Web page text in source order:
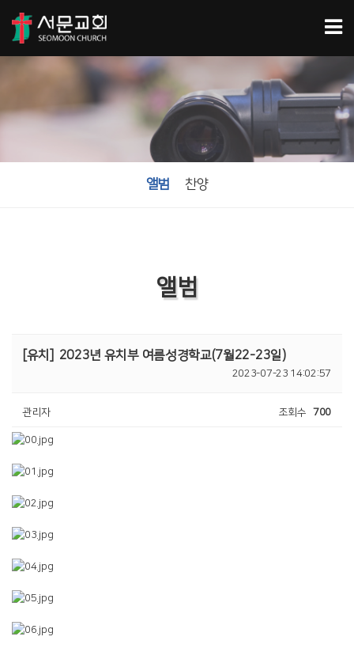
앨범 찬양
앨범
[유치] 2023년 유치부 여름성경학교(7월22-23일)
2023-07-23 14:02:57
관리자 조회수 700